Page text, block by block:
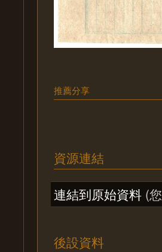
推薦分享
資源連結
連結到原始資料 (
後設資料